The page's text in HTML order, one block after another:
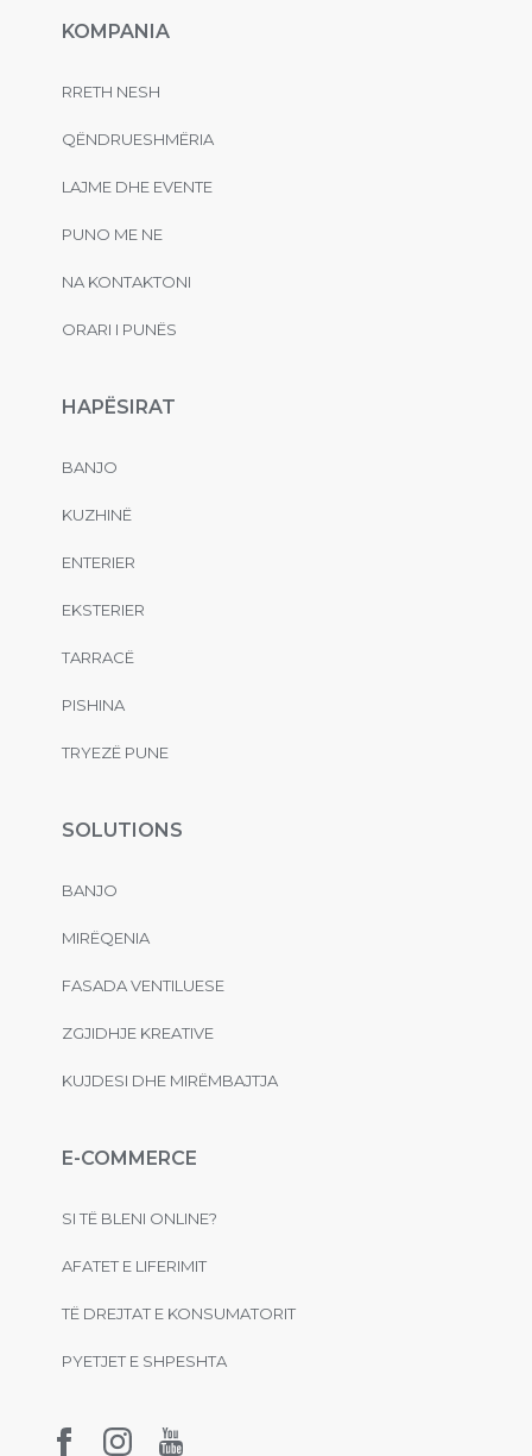
KOMPANIA
RRETH NESH
QËNDRUESHMËRIA
LAJME DHE EVENTE
PUNO ME NE
NA KONTAKTONI
ORARI I PUNËS
HAPËSIRAT
BANJO
KUZHINË
ENTERIER
EKSTERIER
TARRACË
PISHINA
TRYEZË PUNE
SOLUTIONS
BANJO
MIRËQENIA
FASADA VENTILUESE
ZGJIDHJE KREATIVE
KUJDESI DHE MIRËMBAJTJA
E-COMMERCE
SI TË BLENI ONLINE?
AFATET E LIFERIMIT
TË DREJTAT E KONSUMATORIT
PYETJET E SHPESHTA